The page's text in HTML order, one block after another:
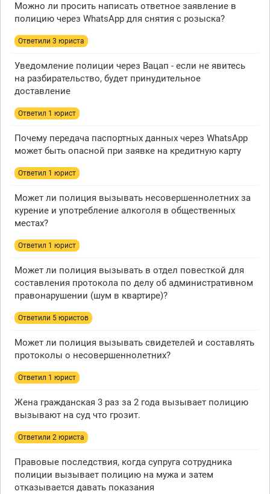
Можно ли просить написать ответное заявление в
полицию через WhatsApp для снятия с розыска?
Ответили 3 юристa
Уведомление полиции через Вацап - если не явитесь
на разбирательство, будет принудительное
доставление
Ответил 1 юрист
Почему передача паспортных данных через WhatsApp
может быть опасной при заявке на кредитную карту
Ответил 1 юрист
Может ли полиция вызывать несовершеннолетних за
курение и употребление алкоголя в общественных
местах?
Ответил 1 юрист
Может ли полиция вызывать в отдел повесткой для
составления протокола по делу об административном
правонарушении (шум в квартире)?
Ответили 5 юристов
Может ли полиция вызывать свидетелей и составлять
протоколы о несовершеннолетних?
Ответил 1 юрист
Жена гражданская 3 раз за 2 года вызывает полицию
вызывают на суд что грозит.
Ответили 2 юристa
Правовые последствия, когда супруга сотрудника
полиции вызывает полицию на мужа и затем
отказывается давать показания